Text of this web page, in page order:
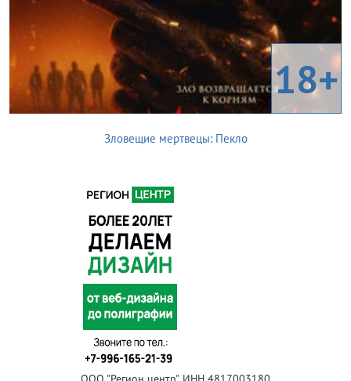
18+
Зловещие мертвецы: Пекло